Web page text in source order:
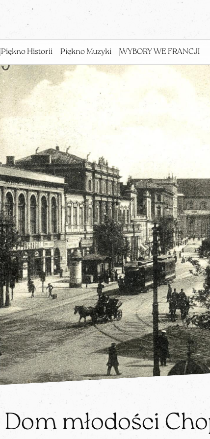
Piękno Historii Piękno Muzyki WYBORY WE FRANCJI
Dom młodości